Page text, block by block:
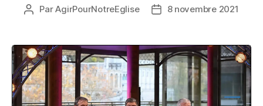
Auteur
ParAgirPourNotreEglise
Date8 novembre 2021